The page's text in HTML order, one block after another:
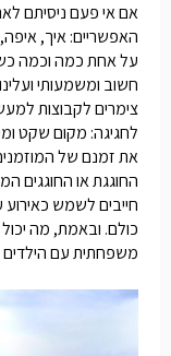
אם אי פעם ניסיתם
האפשריים: איך,
על אחת כמה וכמה
חשוב ומשמעותי
צימרים לקבוצות
לחגיגה: מקום שקט
את זמנם של
החוגגת או החוגגים
חייבים לשמש
כולם. ובאמת, מה
משפחתית עם הילדים